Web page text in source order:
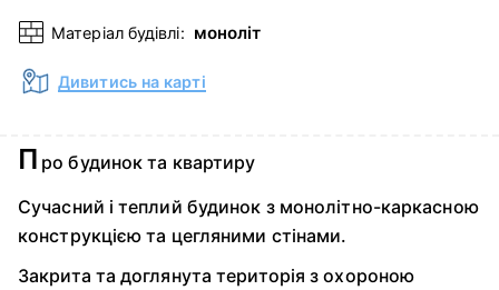
Матеріал будівлі: моноліт
Дивитись на карті
П ро будинок та квартиру
Сучасний і теплий будинок з монолітно-каркасною
конструкцією та цегляними стінами.
Закрита та доглянута територія з охороною